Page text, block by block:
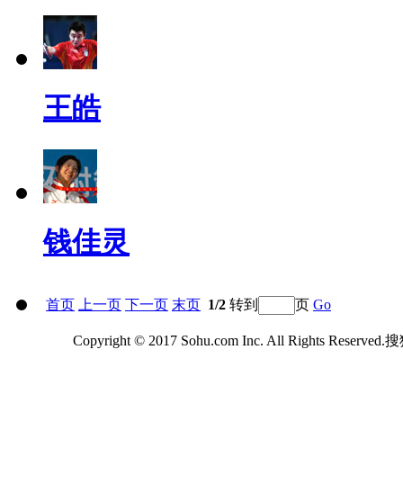
王皓
钱佳灵
首页 上一页 下一页 末页 1/2 转到 页 Go
Copyright © 2017 Sohu.com Inc. All Rights Reserved.